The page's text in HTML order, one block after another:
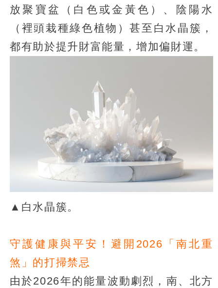
放聚寶盆（白色或金黃色）、陰陽水
（裡頭栽種綠色植物）甚至白水晶簇，
都有助於提升財富能量，增加偏財運。
▲白水晶簇。
守護健康與平安！避開2026「南北重
煞」的打掃禁忌
由於2026年的能量波動劇烈，南、北方